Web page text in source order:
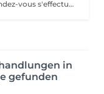
Pour toutes réservations massage les rendez-vous s'effectue par téléphone au 56 51 19 .
in
gefunden